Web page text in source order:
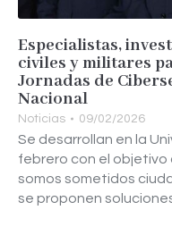
Especialistas,
civiles y militares
Jornadas de
Nacional
Noticias 09/02/2026
Se desarrollan en la
febrero con el objetivo
somos sometidos
se proponen